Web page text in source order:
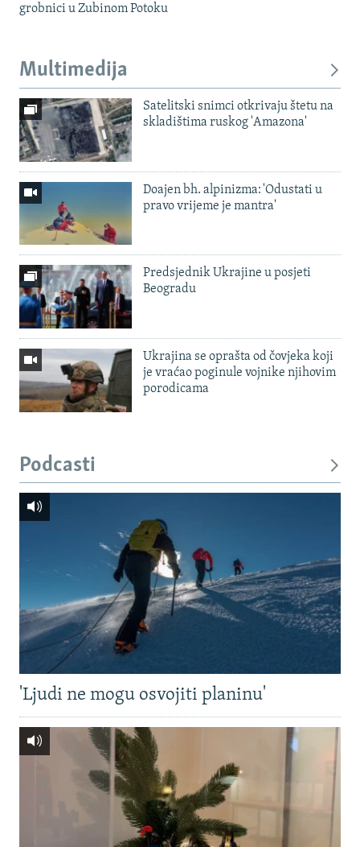
grobnici u Zubinom Potoku
Multimedija
Satelitski snimci otkrivaju štetu na
skladištima ruskog 'Amazona'
Doajen bh. alpinizma: 'Odustati u
pravo vrijeme je mantra'
Predsjednik Ukrajine u posjeti
Beogradu
Ukrajina se oprašta od čovjeka koji
je vraćao poginule vojnike njihovim
porodicama
Podcasti
'Ljudi ne mogu osvojiti planinu'